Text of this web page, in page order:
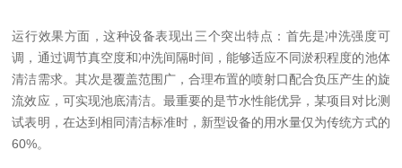
运行效果方面，这种设备表现出三个突出特点：首先是冲洗强度可
调，通过调节真空度和冲洗间隔时间，能够适应不同淤积程度的池体
清洁需求。其次是覆盖范围广，合理布置的喷射口配合负压产生的旋
流效应，可实现池底清洁。最重要的是节水性能优异，某项目对比测
试表明，在达到相同清洁标准时，新型设备的用水量仅为传统方式的
60%。